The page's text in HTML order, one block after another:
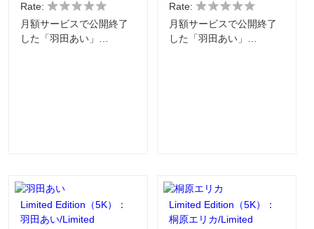
Rate:
月額サービスで公開終了
した「羽田あい」…
Rate:
月額サービスで公開終了
した「羽田あい」…
Limited Edition（5K）：
羽田あい/Limited
Limited Edition（5K）：
桐原エリカ/Limited